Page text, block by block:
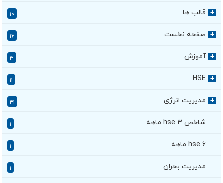
+ قالب ها ۱۰
+ صفحه نخست ۱۶
+ آموزش ۳
+
HSE
+ مدیریت انرژی ۴۱
شاخص hse ۳ ماهه
hse ۶ ماهه
مدیریت بحران